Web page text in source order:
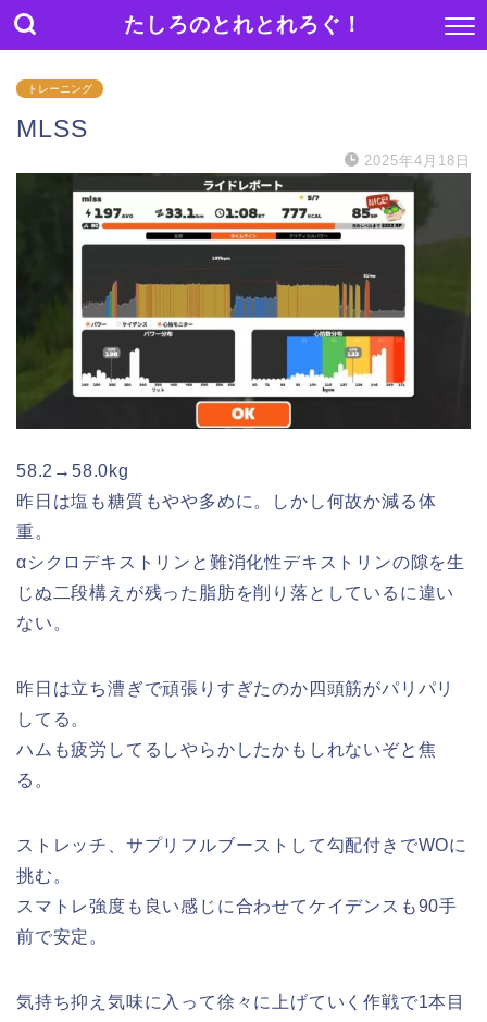
たしろのとれとれろぐ！
トレーニング
MLSS
2025年4月18日
58.2→58.0kg
昨日は塩も糖質もやや多めに。しかし何故か減る体
重。
αシクロデキストリンと難消化性デキストリンの隙を生
じぬ二段構えが残った脂肪を削り落としているに違い
ない。
昨日は立ち漕ぎで頑張りすぎたのか四頭筋がパリパリ
してる。
ハムも疲労してるしやらかしたかもしれないぞと焦
る。
ストレッチ、サプリフルブーストして勾配付きでWOに
挑む。
スマトレ強度も良い感じに合わせてケイデンスも90手
前で安定。
気持ち抑え気味に入って徐々に上げていく作戦で1本目